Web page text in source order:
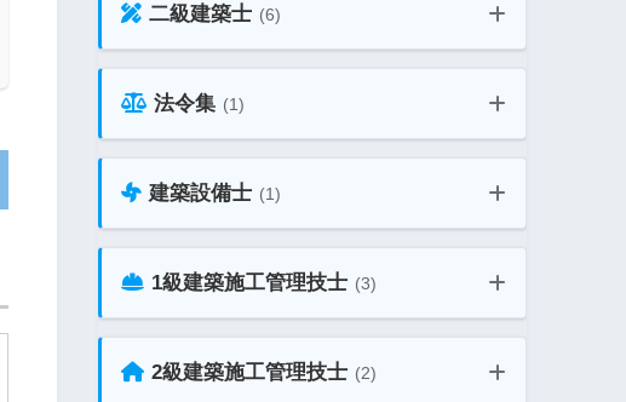
一級建築士 学科試験 教材ガイド
一級建築士 独学合格ガイド
二級建築士 (6)
二級建築士 学科試験 教材ガイド
二級建築士 独学合格ガイド
法令集 (1)
建築士試験 おすすめ法令集6選
建築設備士 (1)
建築設備士 教材ガイド
1級建築施工管理技士 (3)
1級建築施工管理技士 一次 教材ガイ
2級建築施工管理技士 (2)